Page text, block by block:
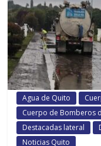
Agua de Quito
Cuerpo de Bomberos
Destacadas lateral
Noticias Quito